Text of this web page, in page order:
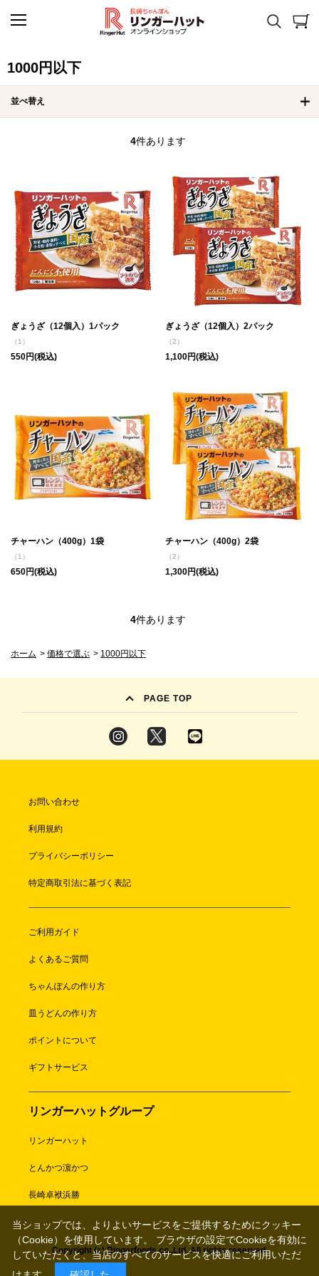
1000円以下
並べ替え
4件あります
ぎょうざ（12個入）1パック
（1）
550円(税込)
ぎょうざ（12個入）2パック
（2）
1,100円(税込)
チャーハン（400g）1袋
（1）
650円(税込)
チャーハン（400g）2袋
（2）
1,300円(税込)
4件あります
ホーム > 価格で選ぶ > 1000円以下
PAGE TOP
お問い合わせ
利用規約
プライバシーポリシー
特定商取引法に基づく表記
ご利用ガイド
よくあるご質問
ちゃんぽんの作り方
皿うどんの作り方
ポイントについて
ギフトサービス
リンガーハットグループ
リンガーハット
とんかつ濵かつ
長崎卓袱浜勝
Copyright (c) Ringerfoods co.,Ltd. All rights reserved.
当ショップでは、よりよいサービスをご提供するためにクッキー
（Cookie）を使用しています。 ブラウザの設定でCookieを有効に
していただくと、当店のすべてのサービスを快適にご利用いただ